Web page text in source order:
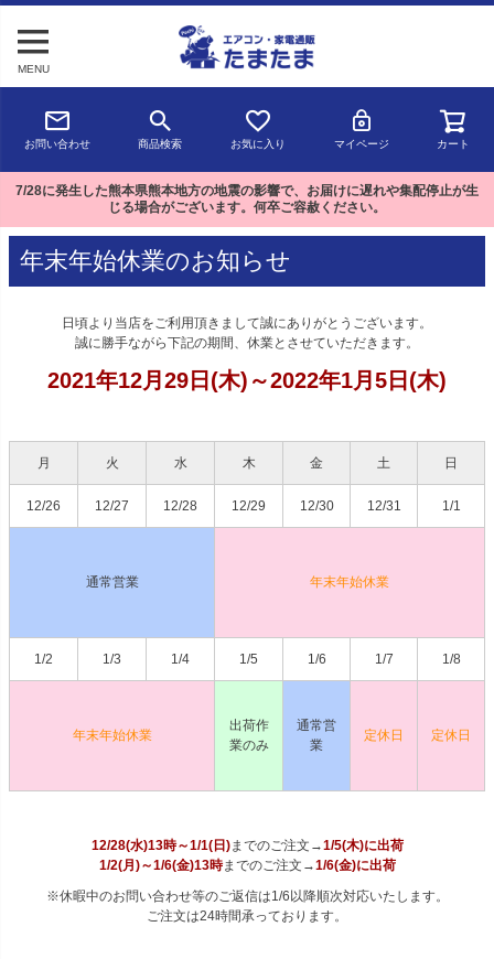
MENU
お問い合わせ 商品検索 お気に入り マイページ カート
7/28に発生した熊本県熊本地方の地震の影響で、お届けに遅れや集配停止が生
じる場合がございます。何卒ご容赦ください。
年末年始休業のお知らせ
日頃より当店をご利用頂きまして誠にありがとうございます。
誠に勝手ながら下記の期間、休業とさせていただきます。
2021年12月29日(木)～2022年1月5日(木)
月 火 水 木 金 土 日
12/26 12/27 12/28 12/29 12/30 12/31 1/1
通常営業 年末年始休業
1/2 1/3 1/4 1/5 1/6 1/7 1/8
年末年始休業
出荷作
業のみ
通常営
業
定休日 定休日
12/28(水)13時～1/1(日)までのご注文→1/5(木)に出荷
1/2(月)～1/6(金)13時までのご注文→1/6(金)に出荷
※休暇中のお問い合わせ等のご返信は1/6以降順次対応いたします。
ご注文は24時間承っております。